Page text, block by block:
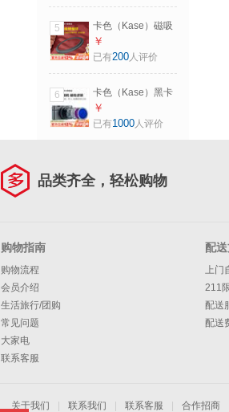
GND渐变灰镜金刚
狼炫彩二代
CPL+ND8/64/1000+滤
镜包【大师套装】
77mm
5
卡色（Kase）磁吸
滤镜转接环【只适
用卡色磁吸滤镜】
头转接器 72mm镜
头转77mm滤镜
￥
已有200人评价
6
卡色（Kase）黑卡
相机磁吸UV镜 ND
减光镜 GND渐变镜
G7X M6 磁吸镜头
￥
已有1000人评价
品类齐全，轻松购物
购物指南
购物流程
会员介绍
生活旅行/团购
常见问题
大家电
联系客服
配
上门
211
配送
配送
关于我们 联系我们 联系客服 合作招商